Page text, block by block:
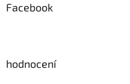
Facebook
hodnocení